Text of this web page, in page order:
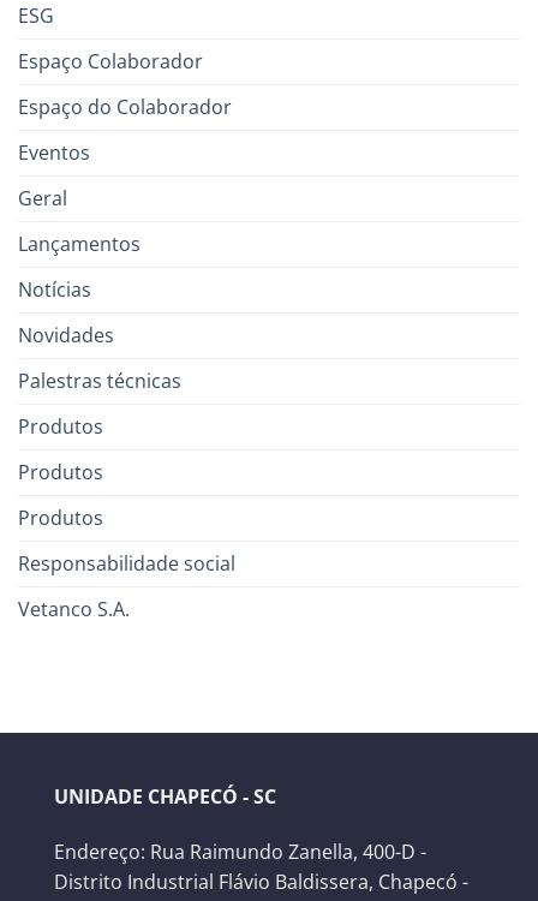
ESG
Espaço Colaborador
Espaço do Colaborador
Eventos
Geral
Lançamentos
Notícias
Novidades
Palestras técnicas
Produtos
Produtos
Produtos
Responsabilidade social
Vetanco S.A.
UNIDADE CHAPECÓ - SC
Endereço: Rua Raimundo Zanella, 400-D -
Distrito Industrial Flávio Baldissera, Chapecó -